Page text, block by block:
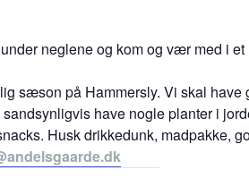
neglene og kom og vær med i
sæson på Hammersly. Vi skal have
have nogle planter i
Husk drikkedunk, madpakke,